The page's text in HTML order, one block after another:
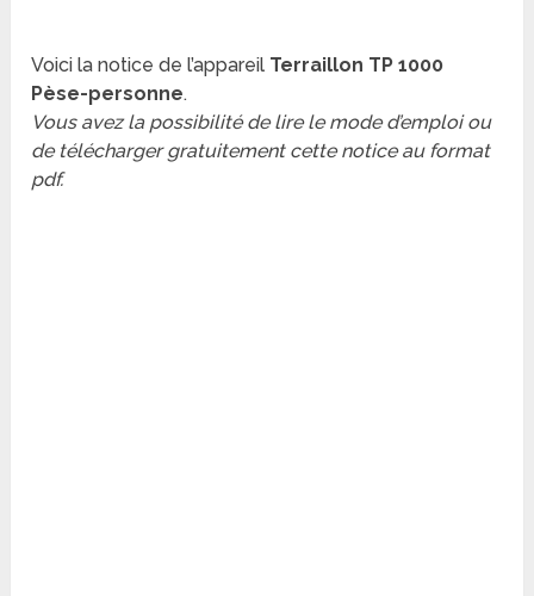
Voici la notice de l’appareil Terraillon TP 1000
Pèse-personne.
Vous avez la possibilité de lire le mode d’emploi ou
de télécharger gratuitement cette notice au format
pdf.